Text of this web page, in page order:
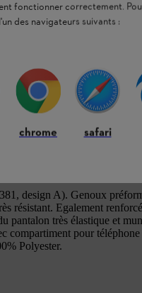
50 % katoen;
design A). Genoux
résistant. Egalement
pantalon très élastique et
compartiment pour
Polyester.
fonctionner correctement.
des navigateurs suivants :
chrome safari